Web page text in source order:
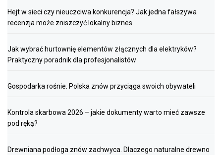
Hejt w sieci czy nieuczciwa konkurencja? Jak jedna fałszywa
recenzja może zniszczyć lokalny biznes
Jak wybrać hurtownię elementów złącznych dla elektryków?
Praktyczny poradnik dla profesjonalistów
Gospodarka rośnie. Polska znów przyciąga swoich obywateli
Kontrola skarbowa 2026 – jakie dokumenty warto mieć zawsze
pod ręką?
Drewniana podłoga znów zachwyca. Dlaczego naturalne drewno